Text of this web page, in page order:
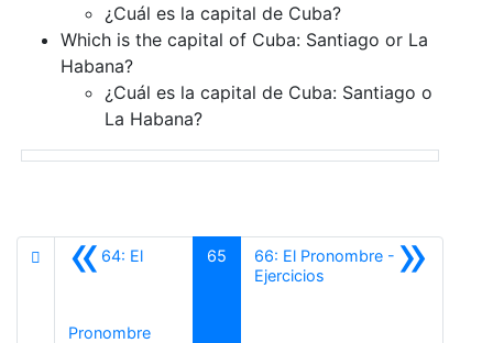
¿Cuál es la capital de Cuba?
Which is the capital of Cuba: Santiago or La
Habana?
¿Cuál es la capital de Cuba: Santiago o
La Habana?
«64: El
PronombreAnterior
65 »
66: El Pronombre -
Ejercicios